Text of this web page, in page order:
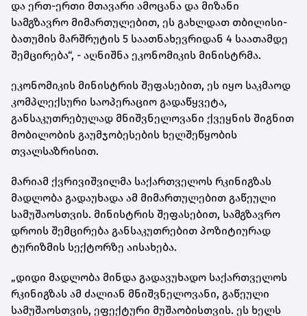
და ერთ-ერთი მთავარი ამოცანა და მიზანი
სამგზავრო მიმართულებით, ეს გახლდათ თბილისი-
ბათუმის მარშრუტის 5 საათნახევრიდან 4 საათამდე
შემცირება“, - აღნიშნა ეკონომიკის მინისტრმა.
ეკონომიკის მინისტრის შეფასებით, ეს იყო საკმაოდ
კომპლექსური საოპერაციო გადაწყვეტა,
განსაკუთრებულად მნიშვნელოვანი ქვეყნის შიგნით
მობილობის გაუმჯობესების ხელშეწყობის
თვალსაზრისით.
მარიამ ქვრივიშვილმა საქართველოს რკინიგზას
მადლობა გადაუხადა ამ მიმართულებით გაწეული
სამუშაოსთვის. მინისტრის შეფასებით, სამგზავრო
დროის შემცირება განსაკუთრებით პოზიტიურად
ტურიზმის სექტორზე აისახება.
„დიდი მადლობა მინდა გადავუხადო საქართველოს
რკინიგზას ამ ძალიან მნიშვნელოვანი, გაწეული
სამუშაოსთვის, ეფექტური მუშაობისთვის. ეს ხელს